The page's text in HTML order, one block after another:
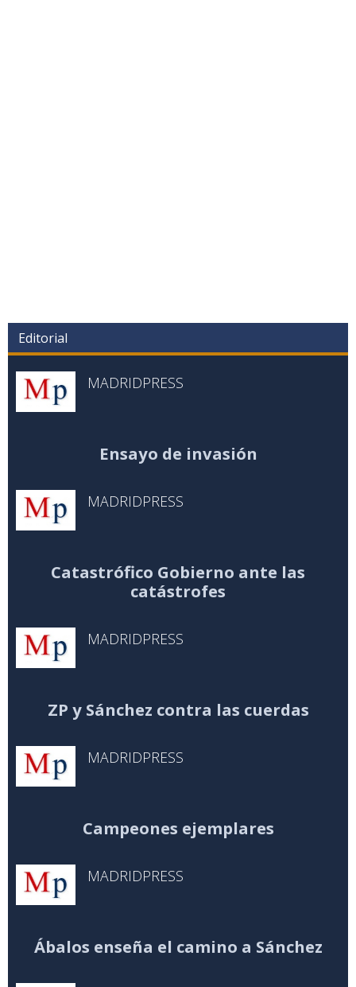
Editorial
MADRIDPRESS
Ensayo de invasión
MADRIDPRESS
Catastrófico Gobierno ante las
catástrofes
MADRIDPRESS
ZP y Sánchez contra las cuerdas
MADRIDPRESS
Campeones ejemplares
MADRIDPRESS
Ábalos enseña el camino a Sánchez